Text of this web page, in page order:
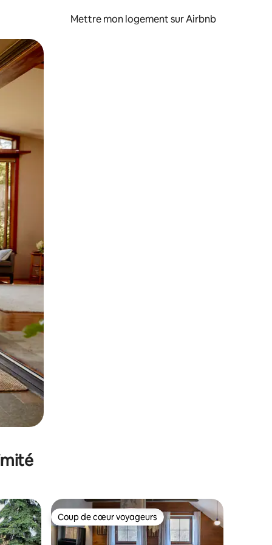
Mettre mon logement sur Airbnb
glisser.
Coup de cœur voyageurs
Coup de cœur voyageurs